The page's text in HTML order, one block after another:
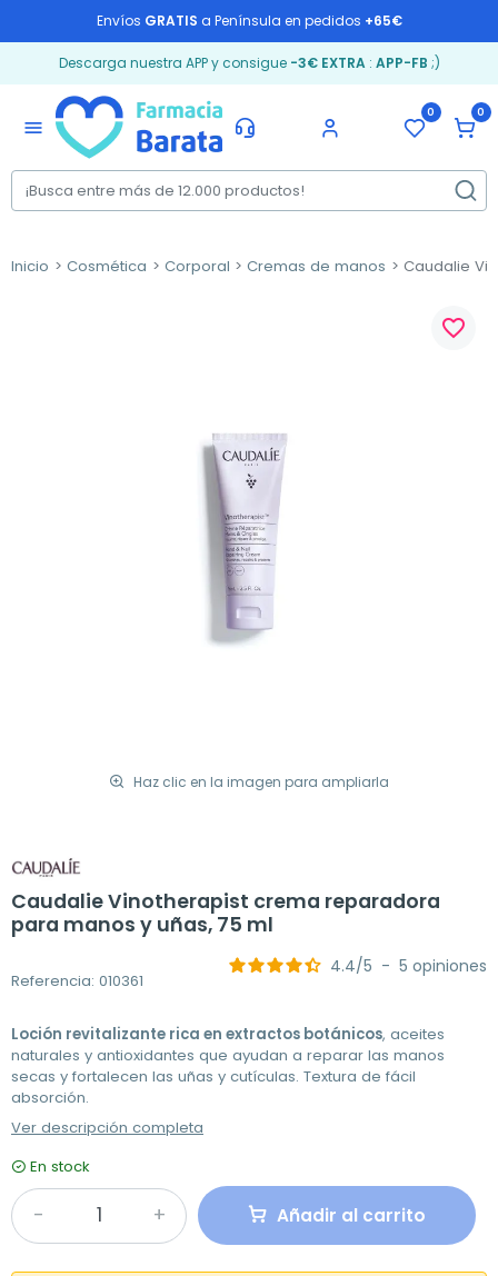
Envíos GRATIS a Península en pedidos +65€
Descarga nuestra APP y consigue -3€ EXTRA: APP-FB ;)
menu
0 0
Inicio Cosmética Corporal Cremas de manos Caudalie
Haz clic en la imagen para ampliarla
favorite_border
Caudalie Vinotherapist crema reparadora
para manos y uñas, 75 ml
Referencia: 010361
4.4/5 - 5 opiniones
Loción revitalizante rica en extractos botánicos, aceites
naturales y antioxidantes que ayudan a reparar las manos
secas y fortalecen las uñas y cutículas. Textura de fácil
absorción.
Ver descripción completa
En stock
Añadir al carrito